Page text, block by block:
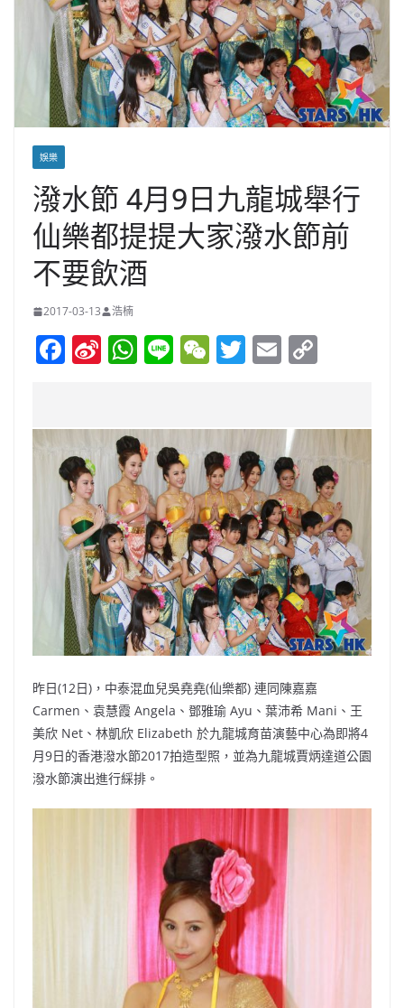
娛樂
潑水節 4月9日九龍城舉行
仙樂都提提大家潑水節前
不要飲酒
2017-03-13 浩楠
F
e
b
o
o
k
Si
W
ei
b
o
W
s
A
p
p
Li W
h
at
T
er
E
l y
Li
n
k
昨日(12日)，中泰混血兒吳堯堯(仙樂都) 連同陳嘉嘉
Carmen、袁慧霞 Angela、鄧雅瑜 Ayu、葉沛希 Mani、王
美欣 Net、林凱欣 Elizabeth 於九龍城育苗演藝中心為即將4
月9日的香港潑水節2017拍造型照，並為九龍城賈炳達道公園
潑水節演出進行綵排。